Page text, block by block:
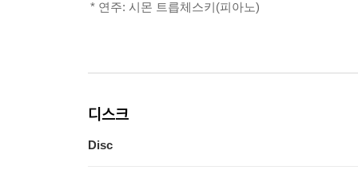
* 연주: 시몬 트릅체스키(피아노)
디스크
Disc